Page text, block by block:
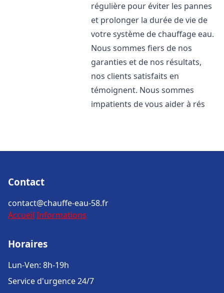
régulière pour éviter les pannes
et prolonger la durée de vie de
votre système de chauffage eau.
Nous sommes fiers de nos
garanties et de nos résultats,
nos clients satisfaits en
témoignent. Nous sommes
impatients de vous aider à rés
Contact
contact@chauffe-eau-58.fr
Accueil Informations
Horaires
Lun-Ven: 8h-19h
Service d'urgence 24/7